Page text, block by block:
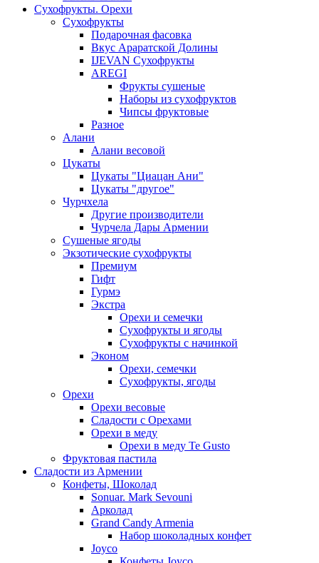
Сухофрукты. Орехи
Сухофрукты
Подарочная фасовка
Вкус Араратской Долины
IJEVAN Сухофрукты
AREGI
Фрукты сушеные
Наборы из сухофруктов
Чипсы фруктовые
Разное
Алани
Алани весовой
Цукаты
Цукаты "Циацан Ани"
Цукаты "другое"
Чурчхела
Другие производители
Чурчела Дары Армении
Сушеные ягоды
Экзотические сухофрукты
Премиум
Гифт
Гурмэ
Экстра
Орехи и семечки
Сухофрукты и ягоды
Сухофрукты с начинкой
Эконом
Орехи, семечки
Сухофрукты, ягоды
Орехи
Орехи весовые
Сладости с Орехами
Орехи в меду
Орехи в меду Te Gusto
Фруктовая пастила
Сладости из Армении
Конфеты, Шоколад
Sonuar. Mark Sevouni
Арколад
Grand Candy Armenia
Набор шоколадных конфет
Joyco